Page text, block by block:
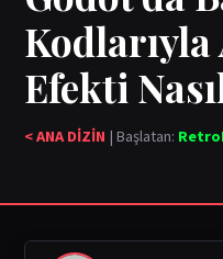
Kodlarıyla
Efekti
< ANA DİZİN | Başlatan: